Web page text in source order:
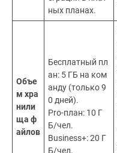
ных планах.
Объе
м хра
нили
ща ф
айлов
Бесплатный пл
ан: 5 ГБ на ком
анду (только 9
0 дней).
Pro-план: 10 Г
Б/чел.
Business+: 20 Г
Б/чел.